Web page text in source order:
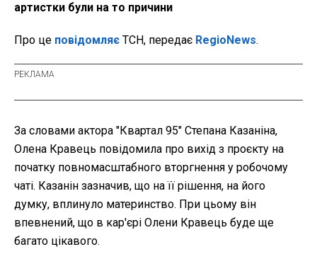
артистки були на то причини
Про це повідомляє ТСН, передає RegioNews.
За словами актора "Квартал 95" Степана Казаніна,
Олена Кравець повідомила про вихід з проєкту на
початку повномасштабного вторгнення у робочому
чаті. Казанін зазначив, що на її рішення, на його
думку, вплинуло материнство. При цьому він
впевнений, що в кар'єрі Олени Кравець буде ще
багато цікавого.